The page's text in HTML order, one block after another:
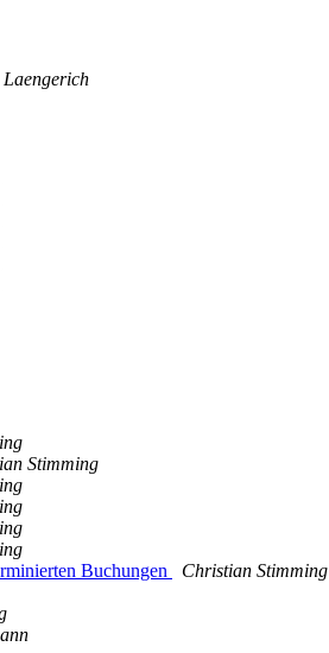
Stimming
Buchungen
Christian Stimming